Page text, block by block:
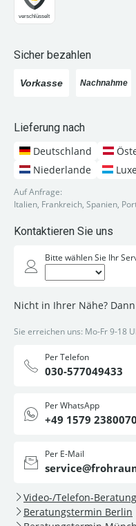
Sicher bezahlen
Lieferung nach
Deutschland
Niederlande
Auf Anfrage:
Italien, Frankreich, Spanien,
Kontaktieren Sie uns
Bitte wählen Sie Ihr
Nicht in Ihrer Nähe?
Sie erreichen uns: Mo-Fr 9-18
Per Telefon
030-577049433
Per WhatsApp
+49 1579 2380070
Per E-Mail
Video-/Telefon-
Beratungstermin Berlin